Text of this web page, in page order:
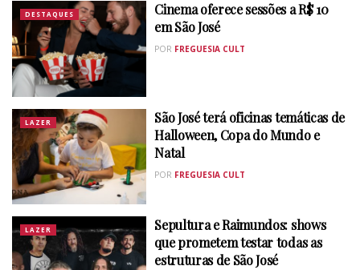
DESTAQUES
Cinema oferece sessões a R$ 10
em São José
POR FREGUESIA CULT
LAZER
São José terá oficinas temáticas de
Halloween, Copa do Mundo e
Natal
POR FREGUESIA CULT
LAZER
Sepultura e Raimundos: shows
que prometem testar todas as
estruturas de São José